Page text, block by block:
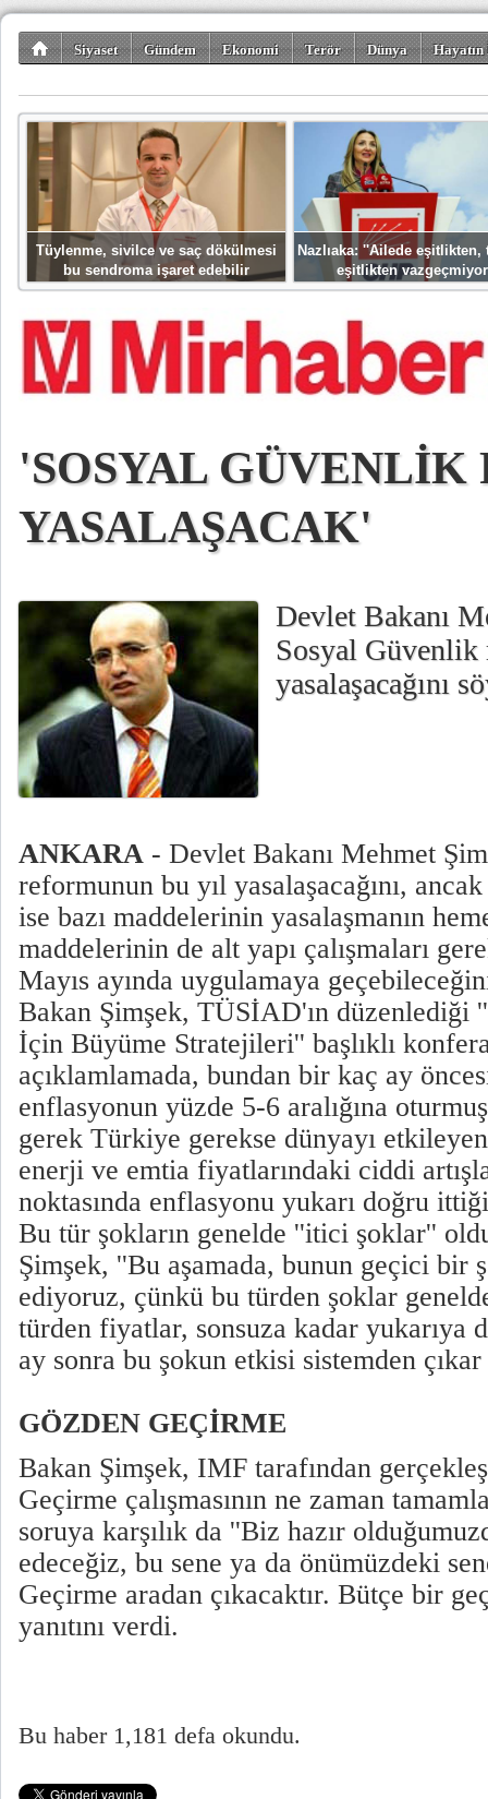
Siyaset Gündem Ekonomi Terör Dünya
Tüylenme, sivilce ve saç dökülmesi
bu sendroma işaret edebilir
Nazlıaka: ''Ailede eşitlikten,
eşitlikten
'SOSYAL GÜVENLİK
YASALAŞACAK'
Devlet Bakanı
Sosyal Güvenlik
yasalaşacağını
ANKARA - Devlet Bakanı Mehmet
reformunun bu yıl yasalaşacağını,
ise bazı maddelerinin yasalaşmanın
maddelerinin de alt yapı çalışmaları
Mayıs ayında uygulamaya
Bakan Şimşek, TÜSİAD'ın düzenlediği
İçin Büyüme Stratejileri'' başlıklı
açıklamlamada, bundan bir kaç ay
enflasyonun yüzde 5-6 aralığına
gerek Türkiye gerekse dünyayı
enerji ve emtia fiyatlarındaki ciddi
noktasında enflasyonu yukarı doğru
Bu tür şokların genelde ''itici şoklar''
Şimşek, ''Bu aşamada, bunun geçici bir
ediyoruz, çünkü bu türden şoklar
türden fiyatlar, sonsuza kadar yukarıya
ay sonra bu şokun etkisi sistemden
GÖZDEN GEÇİRME
Bakan Şimşek, IMF tarafından
Geçirme çalışmasının ne zaman
soruya karşılık da ''Biz hazır
edeceğiz, bu sene ya da önümüzdeki
Geçirme aradan çıkacaktır. Bütçe bir
yanıtını verdi.
Bu haber 1,181 defa okundu.